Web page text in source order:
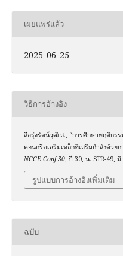
เผยแพร่แล้ว
2025-06-25
วิธีการอ้างอิง
ลือรุ่งรัตน์วุฒิ ส., “การศึกษาพฤติกร
คอนกรีตเสริมเหล็กที่เสริมกำลังด้วย
NCCE Conf 30, ปี 30, น. STR-49, มิ
รูปแบบการอ้างอิงเพิ่มเติม
ฉบับ